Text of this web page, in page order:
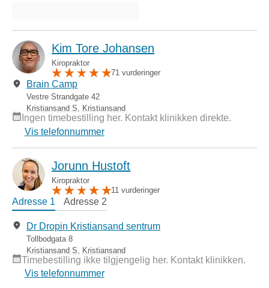
Kim Tore Johansen
Kiropraktor
71 vurderinger
Brain Camp
Vestre Strandgate 42
Kristiansand S, Kristiansand
Ingen timebestilling her. Kontakt klinikken direkte.
Vis telefonnummer
Jorunn Hustoft
Kiropraktor
11 vurderinger
Adresse 1 Adresse 2
Dr Dropin Kristiansand sentrum
Tollbodgata 8
Kristiansand S
Kristiansand
Timebestilling ikke tilgjengelig her. Kontakt klinikken.
Vis telefonnummer